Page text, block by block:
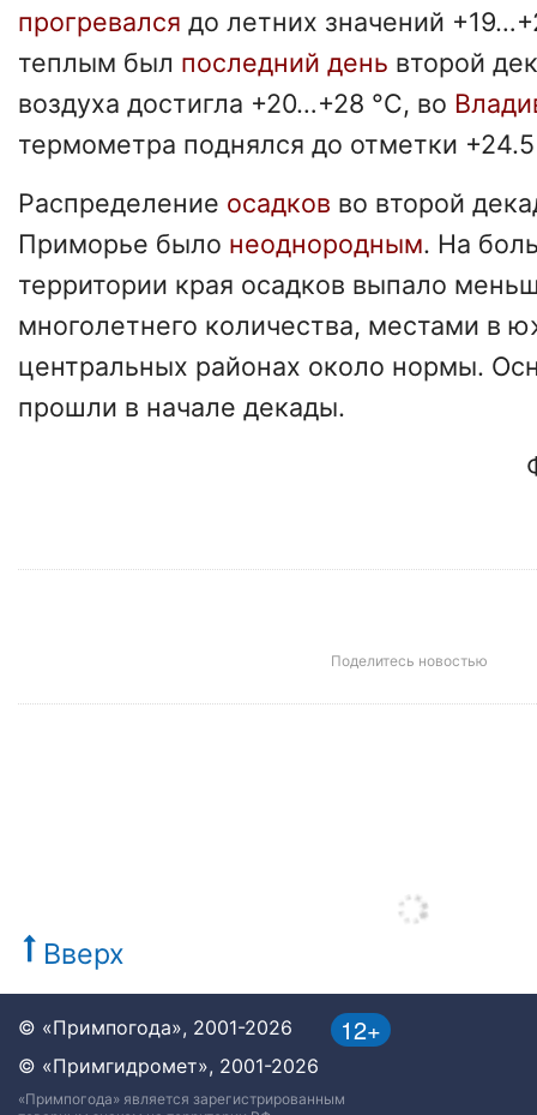
прогревался до летних значений
теплым был последний день второй
воздуха достигла +20…+28 °C, во
термометра поднялся до отметки +24.5
Распределение осадков во второй
Приморье было неоднородным. На
территории края осадков выпало
многолетнего количества, местами в
центральных районах около нормы.
прошли в начале декады.
Поделитесь новостью
Вверх
12+
© «Примпогода», 2001-2026
© «Примгидромет», 2001-2026
«Примпогода» является зарегистрированным